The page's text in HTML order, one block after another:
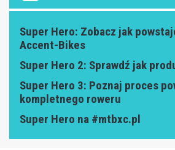
Super Hero: Zobacz jak
Accent-Bikes
Super Hero 2: Sprawdź jak
Super Hero 3: Poznaj proces
kompletnego roweru
Super Hero na #mtbxc.pl